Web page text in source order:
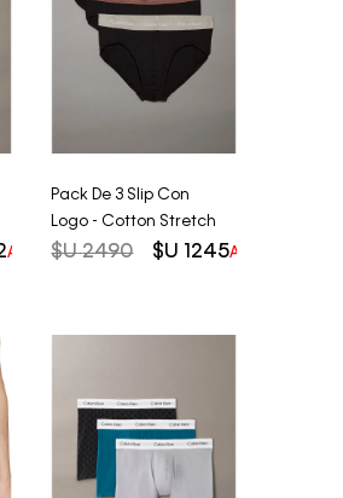
AHORRO DEL20%
Pack De 3 Slip Con
Logo - Cotton Stretch
$U 2490 $U 1245AHORRO DEL